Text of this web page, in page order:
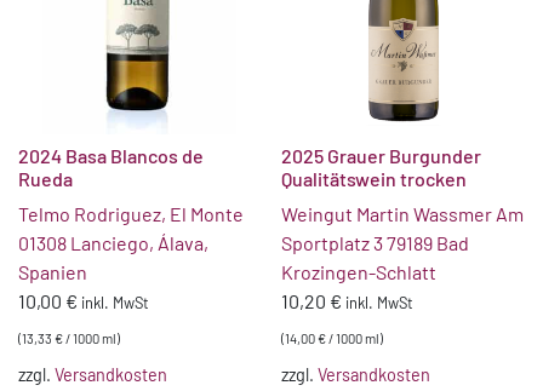
2024 Basa Blancos de
Rueda
Telmo Rodriguez, El Monte
01308 Lanciego, Álava,
Spanien
10,00 € inkl. MwSt
(13,33 €/1000ml)
zzgl. Versandkosten
2025 Grauer Burgunder
Qualitätswein trocken
Weingut Martin Wassmer Am
Sportplatz 3 79189 Bad
Krozingen-Schlatt
10,20 € inkl. MwSt
(14,00€/1000ml)
zzgl.Versandkosten